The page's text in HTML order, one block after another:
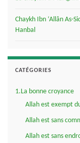
Chaykh Ibn ‘Allân As-
Hanbal
CATÉGORIES
1.La bonne croyance
Allah est exempt
Allah est sans
Allah est sans